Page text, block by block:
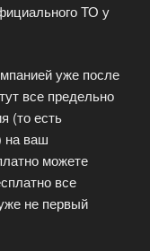
ТО у
уже после
все предельно
(то есть
на ваш
можете
все
не первый